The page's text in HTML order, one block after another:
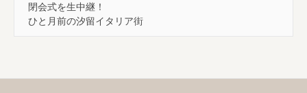
閉会式を生中継！
ひと月前の汐留イタリア街